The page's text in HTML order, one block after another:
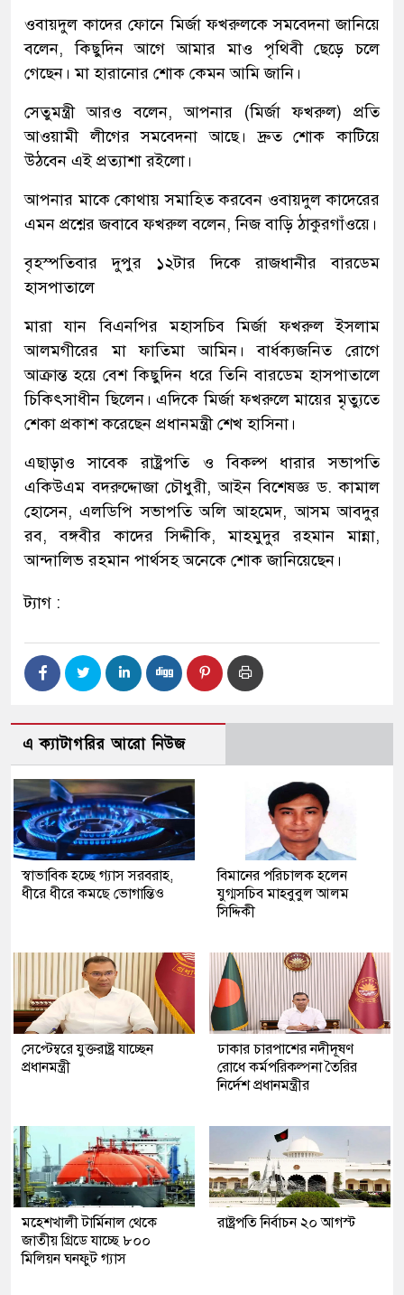
ওবায়দুল কাদের ফোনে মির্জা ফখরুলকে সমবেদনা জানিয়ে
বলেন, কিছুদিন আগে আমার মাও পৃথিবী ছেড়ে চলে
গেছেন। মা হারানোর শোক কেমন আমি জানি।
সেতুমন্ত্রী আরও বলেন, আপনার (মির্জা ফখরুল) প্রতি
আওয়ামী লীগের সমবেদনা আছে। দ্রুত শোক কাটিয়ে
উঠবেন এই প্রত্যাশা রইলো।
আপনার মাকে কোথায় সমাহিত করবেন ওবায়দুল কাদেরের
এমন প্রশ্নের জবাবে ফখরুল বলেন, নিজ বাড়ি ঠাকুরগাঁওয়ে।
বৃহস্পতিবার দুপুর ১২টার দিকে রাজধানীর বারডেম
হাসপাতালে
মারা যান বিএনপির মহাসচিব মির্জা ফখরুল ইসলাম
আলমগীরের মা ফাতিমা আমিন। বার্ধক্যজনিত রোগে
আক্রান্ত হয়ে বেশ কিছুদিন ধরে তিনি বারডেম হাসপাতালে
চিকিৎসাধীন ছিলেন। এদিকে মির্জা ফখরুলে মায়ের মৃত্যুতে
শেকা প্রকাশ করেছেন প্রধানমন্ত্রী শেখ হাসিনা।
এছাড়াও সাবেক রাষ্ট্রপতি ও বিকল্প ধারার সভাপতি
একিউএম বদরুদ্দোজা চৌধুরী, আইন বিশেষজ্ঞ ড. কামাল
হোসেন, এলডিপি সভাপতি অলি আহমেদ, আসম আবদুর
রব, বঙ্গবীর কাদের সিদ্দীকি, মাহমুদুর রহমান মান্না,
আন্দালিভ রহমান পার্থসহ অনেকে শোক জানিয়েছেন।
ট্যাগ :
এ ক্যাটাগরির আরো নিউজ
স্বাভাবিক হচ্ছে গ্যাস সরবরাহ,
ধীরে ধীরে কমছে ভোগান্তিও
বিমানের পরিচালক হলেন
যুগ্মসচিব মাহবুবুল আলম
সিদ্দিকী
সেপ্টেম্বরে যুক্তরাষ্ট্র যাচ্ছেন
প্রধানমন্ত্রী
ঢাকার চারপাশের নদীদূষণ
রোধে কর্মপরিকল্পনা তৈরির
নির্দেশ প্রধানমন্ত্রীর
মহেশখালী টার্মিনাল থেকে
জাতীয় গ্রিডে যাচ্ছে ৮০০
মিলিয়ন ঘনফুট গ্যাস
রাষ্ট্রপতি নির্বাচন ২০ আগস্ট